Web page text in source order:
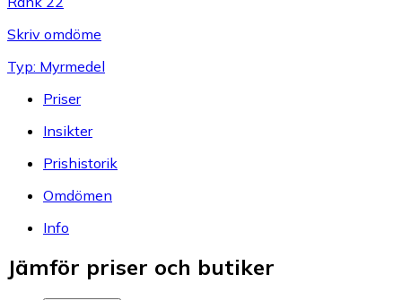
Skriv omdöme
Typ: Myrmedel
Priser
Insikter
Prishistorik
Omdömen
Info
Jämför priser och butiker